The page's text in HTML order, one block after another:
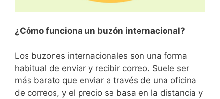
¿Cómo funciona un buzón internacional?
Los buzones internacionales son una forma
habitual de enviar y recibir correo. Suele ser
más barato que enviar a través de una oficina
de correos, y el precio se basa en la distancia y